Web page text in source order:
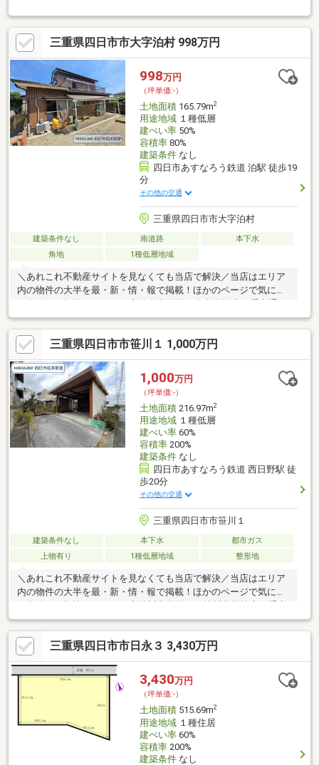
学校／南中学校◆三交バス「泊駅口」停まで徒歩約7分◆「泊
駅」まで徒歩約9分◆薬局、クリニックまで徒歩7分◆スーパーま
で車で約5分※写真をクリックすると詳細をご覧いただけます＝＝
＝＝＝＝＝＝＝＝＝＝＝＝＝＝＝＝＝＝＝＝＝＝＝《失敗しない
住宅ローン選び！》豊富な銀行金利情報を持っていますので、お
客様の安心ゆとりのある資金計画をご提案できます＝＝＝＝＝＝
＝＝＝＝＝＝＝＝＝＝＝＝＝＝＝＝＝＝＝
三重県四日市市大字泊村 998万円
998万円
（坪単価:-）
土地面積165.79m2
用途地域１種低層
建ぺい率50%
容積率80%
建築条件なし
四日市あすなろう鉄道 泊駅 徒歩19
分
その他の交通
三重県四日市市大字泊村
建築条件なし 南道路
本下水
角地
1種低層地域
＼あれこれ不動産サイトを見なくても当店で解決／当店はエリア
内の物件の大半を最・新・情・報で掲載！ほかのページで気にな
ス「泊山」停 徒歩約3分◆騒音や渋滞が少ない閑静な住宅街◆
浸水想定区域外の安心立地◆建築計画をスムーズに進めやすい更
地渡し※写真をクリックすると、詳細をご覧いただけます。＝＝
＝＝＝＝＝＝＝＝＝＝＝＝＝＝＝＝＝《ぜひ、現地をご見学して
みてください》やはり「立地」は重要です。現地見学で「立地」
をリアルに体感してみてください。＝＝＝＝＝＝＝＝＝＝＝＝＝
＝＝＝＝＝＝
三重県四日市市笹川１ 1,000万円
1,000万円
（坪単価:-）
土地面積216.97m2
用途地域１種低層
建ぺい率60%
容積率200%
建築条件なし
四日市あすなろう鉄道 西日野駅 徒
歩20分
その他の交通
三重県四日市市笹川１
建築条件なし 本下水
都市ガス
上物有り
1種低層地域 整形地
＼あれこれ不動産サイトを見なくても当店で解決／当店はエリア
内の物件の大半を最・新・情・報で掲載！ほかのページで気にな
通バス「笹川二丁目」停 徒歩約3分◆設計の自由度が高い整形
地◆水害リスクの少ない高台◆徒歩15分圏内に生活に必要な施設
が揃っています！※写真をクリックすると、詳細をご覧いただけ
ます。＝＝＝＝＝＝＝＝＝＝＝＝＝＝＝＝＝＝＝《平日もご案内
可能です♪》地域密着店の私達は、周辺環境、相場、お得な住宅ロ
ーンプランなど丁寧にご案内できます。＝＝＝＝＝＝＝＝＝＝＝
＝＝＝＝＝＝＝＝
三重県四日市市日永３ 3,430万円
3,430万円
（坪単価:-）
土地面積515.69m2
用途地域１種住居
建ぺい率60%
容積率200%
建築条件なし